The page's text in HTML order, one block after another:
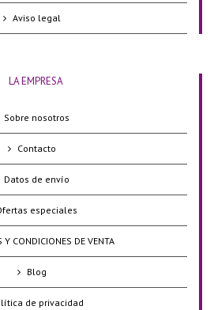
Aviso legal
LA EMPRESA
Sobre nosotros
Contacto
Datos de envío
especiales
Y CONDICIONES DE VENTA
Blog
de privacidad